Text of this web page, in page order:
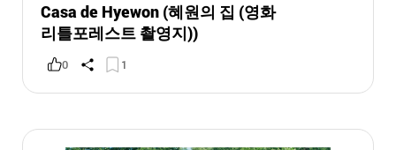
Casa de Hyewon (혜원의 집 (영화
리틀포레스트 촬영지))
0 1